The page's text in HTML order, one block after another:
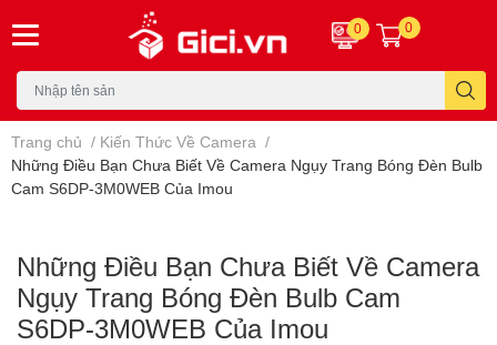
0 0
Trang chủ / Kiến Thức Về Camera /
Những Điều Bạn Chưa Biết Về Camera Ngụy Trang Bóng Đèn Bulb
Cam S6DP-3M0WEB Của Imou
Những Điều Bạn Chưa Biết Về Camera
Ngụy Trang Bóng Đèn Bulb Cam
S6DP-3M0WEB Của Imou